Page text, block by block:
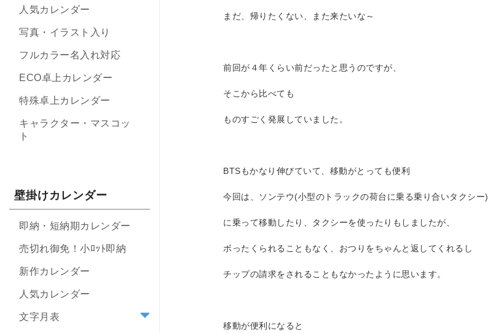
まだ、帰りたくない、また来たいな～
前回が４年くらい前だったと思うのですが、
そこから比べても
ものすごく発展していました。
BTSもかなり伸びていて、移動がとっても便利
今回は、ソンテウ(小型のトラックの荷台に乗る乗り合いタクシー)
に乗って移動したり、タクシーを使ったりもしましたが、
ボったくられることもなく、おつりをちゃんと返してくれるし
チップの請求をされることもなかったように思います。
移動が便利になると
人気カレンダー
写真・イラスト入り
フルカラー名入れ対応
ECO卓上カレンダー
特殊卓上カレンダー
キャラクター・マスコッ
ト
壁掛けカレンダー
即納・短納期カレンダー
売切れ御免！小ﾛｯﾄ即納
新作カレンダー
人気カレンダー
文字月表